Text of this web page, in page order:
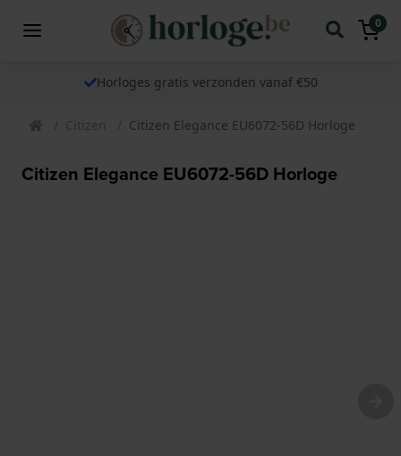
0
Horloges gratis verzonden vanaf €50
Citizen Citizen Elegance EU6072-56D Horloge
Citizen Elegance EU6072-56D Horloge